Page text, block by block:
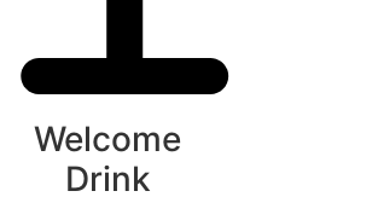
Welcome
Drink